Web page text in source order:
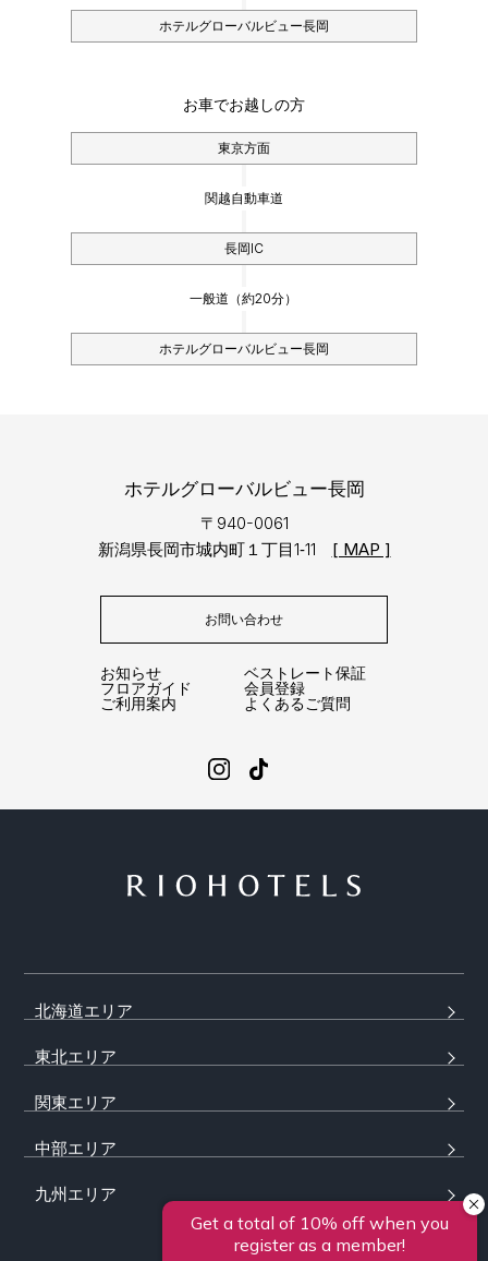
ホテルグローバルビュー長岡
お車でお越しの方
東京方面
関越自動車道
長岡IC
一般道（約20分）
ホテルグローバルビュー長岡
ホテルグローバルビュー長岡
〒940-0061
新潟県長岡市城内町１丁目1‐11 [ MAP ]
お問い合わせ
お知らせ
フロアガイド
ご利用案内
よくあるご質問
ベストレート保証
会員登録
北海道エリア
東北エリア
関東エリア
中部エリア
九州エリア